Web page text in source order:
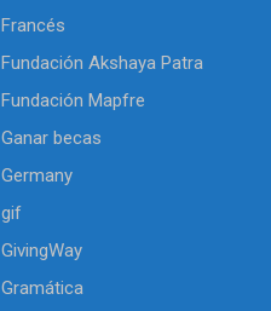
Francés
Fundación Akshaya Patra
Fundación Mapfre
Ganar becas
Germany
gif
GivingWay
Gramática